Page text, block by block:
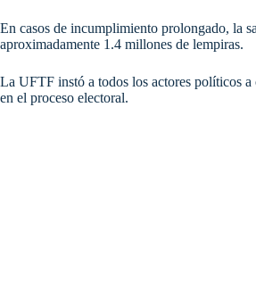
En casos de incumplimiento prolongado, la
aproximadamente 1.4 millones de lempiras.
La UFTF instó a todos los actores políticos a
en el proceso electoral.